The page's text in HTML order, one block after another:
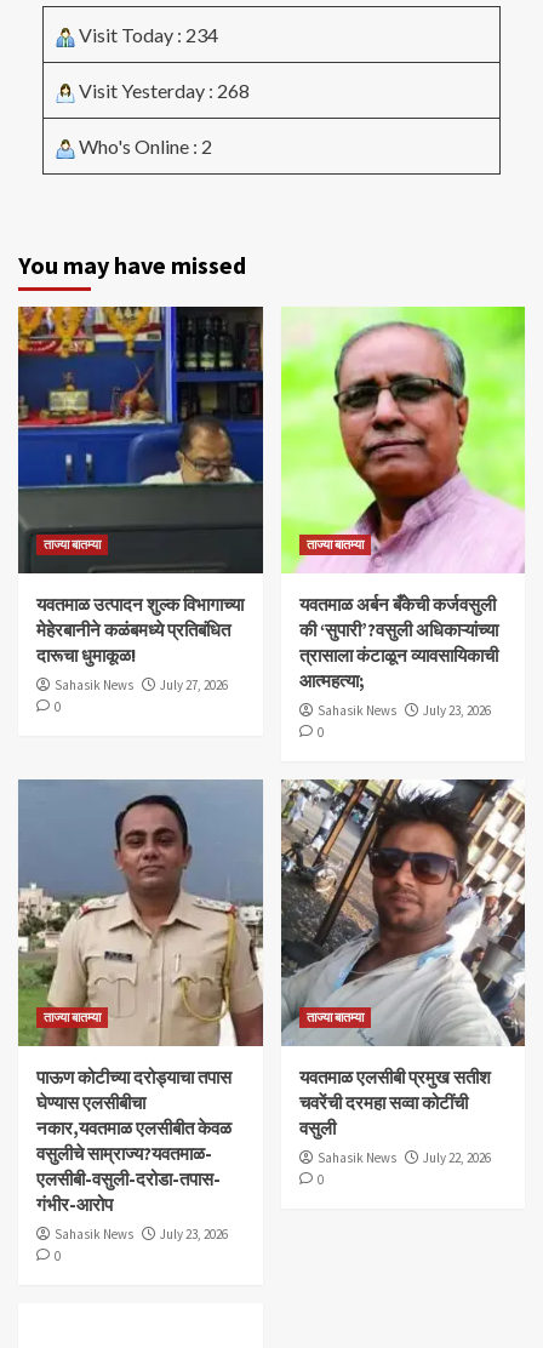
Visit Today : 234
Visit Yesterday : 268
Who's Online : 2
You may have missed
ताज्या बातम्या
यवतमाळ उत्पादन शुल्क विभागाच्या
मेहेरबानीने कळंबमध्ये प्रतिबंधित
दारूचा धुमाकूळ!
Sahasik News
July 27, 2026
0
ताज्या बातम्या
​यवतमाळ अर्बन बँकेची कर्जवसुली
की ‘सुपारी’?वसुली अधिकाऱ्यांच्या
त्रासाला कंटाळून व्यावसायिकाची
आत्महत्या;
Sahasik News
July 23, 2026
0
ताज्या बातम्या
पाऊण कोटीच्या दरोड्याचा तपास
घेण्यास एलसीबीचा
नकार,यवतमाळ एलसीबीत केवळ
वसुलीचे साम्राज्य?यवतमाळ-
एलसीबी-वसुली-दरोडा-तपास-
गंभीर-आरोप
Sahasik News
July 23, 2026
0
ताज्या बातम्या
यवतमाळ एलसीबी प्रमुख सतीश
चवरेंची दरमहा सव्वा कोटींची
वसुली
Sahasik News
July 22, 2026
0